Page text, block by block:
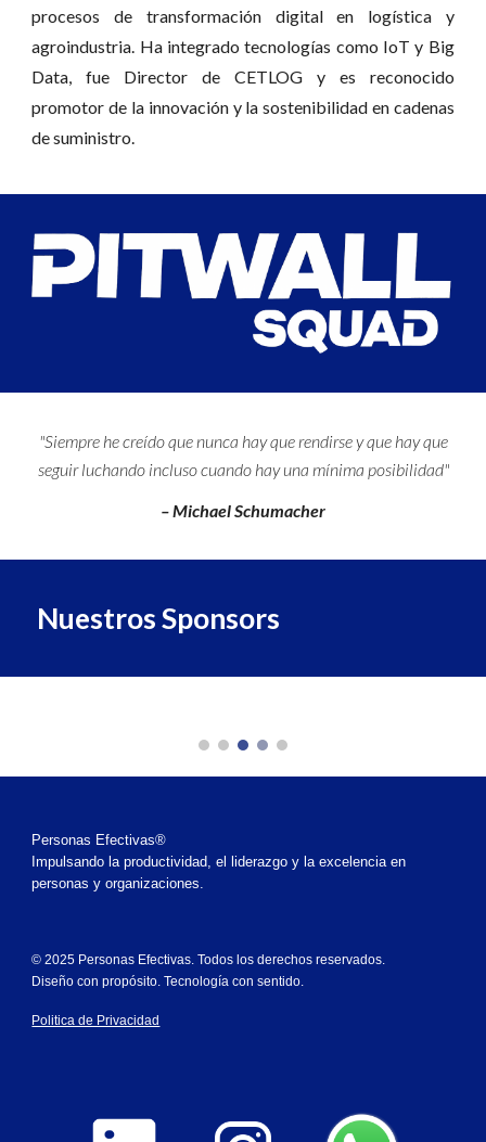
procesos de transformación digital en logística y
agroindustria. Ha integrado tecnologías como IoT y Big
Data, fue Director de CETLOG y es reconocido
promotor de la innovación y la sostenibilidad en cadenas
de suministro.
"Siempre he creído que nunca hay que rendirse y que hay que
seguir luchando incluso cuando hay una mínima posibilidad"
– Michael Schumacher
Nuestros Sponsors
Personas Efectivas®
Impulsando la productividad, el liderazgo y la excelencia en
personas y organizaciones.
© 2025 Personas Efectivas. Todos los derechos reservados.
Diseño con propósito. Tecnología con sentido.
Politica de Privacidad